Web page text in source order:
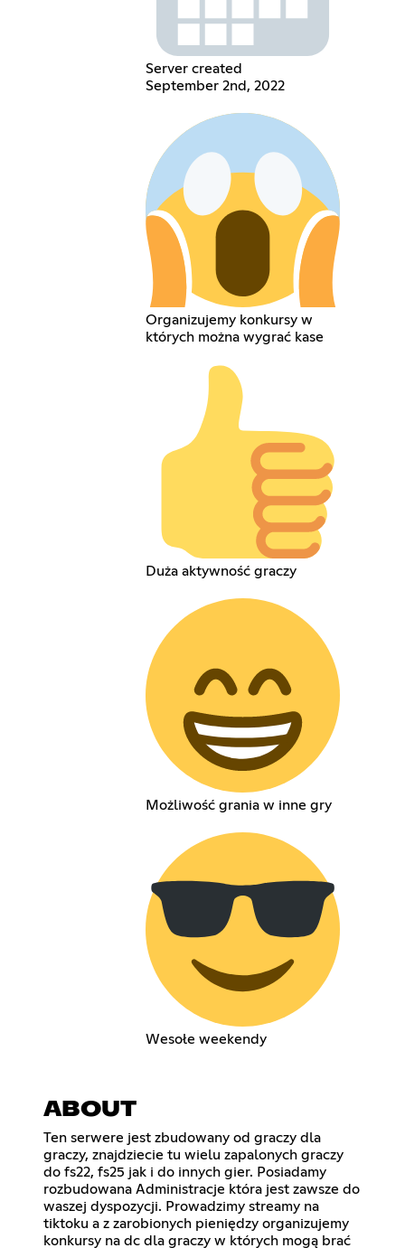
Server created
September 2nd, 2022
Organizujemy konkursy w
których można wygrać kase
Duża aktywność graczy
Możliwość grania w inne gry
Wesołe weekendy
ABOUT
Ten serwere jest zbudowany od graczy dla
graczy, znajdziecie tu wielu zapalonych graczy
do fs22, fs25 jak i do innych gier. Posiadamy
rozbudowana Administracje która jest zawsze do
waszej dyspozycji. Prowadzimy streamy na
tiktoku a z zarobionych pieniędzy organizujemy
konkursy na dc dla graczy w których mogą brać